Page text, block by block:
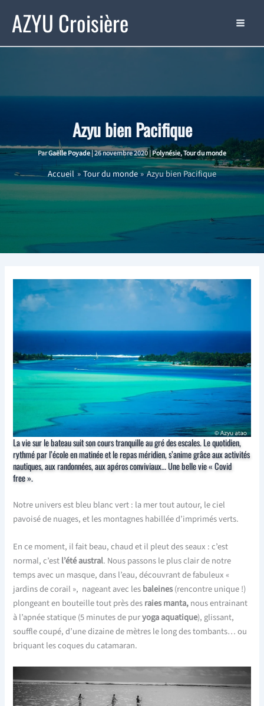
contenu
AZYU Croisière
Azyu bien Pacifique
ParGaëlle Poyade|26 novembre 2020|Polynésie,Tour du monde
Accueil Tour du monde Azyu bien Pacifique
La vie sur le bateau suit son cours tranquille au gré des escales. Le quotidien,
rythmé par l’école en matinée et le repas méridien, s’anime grâce aux activités
nautiques, aux randonnées, aux apéros conviviaux… Une belle vie « Covid
free ».
Notre univers est bleu blanc vert : la mer tout autour, le ciel
pavoisé de nuages, et les montagnes habillée d’imprimés verts.
En ce moment, il fait beau, chaud et il pleut des seaux : c’est
normal, c’estl’été austral. Nous passons le plus clair de notre
temps avec un masque, dans l’eau, découvrant de fabuleux «
jardins de corail », nageant avec lesbaleines(rencontre unique !)
plongeant en bouteille tout près desraies manta,nous entrainant
à l’apnée statique (5 minutes de puryoga aquatique), glissant,
souffle coupé, d’une dizaine de mètres le long des tombants… ou
briquant les coques du catamaran.